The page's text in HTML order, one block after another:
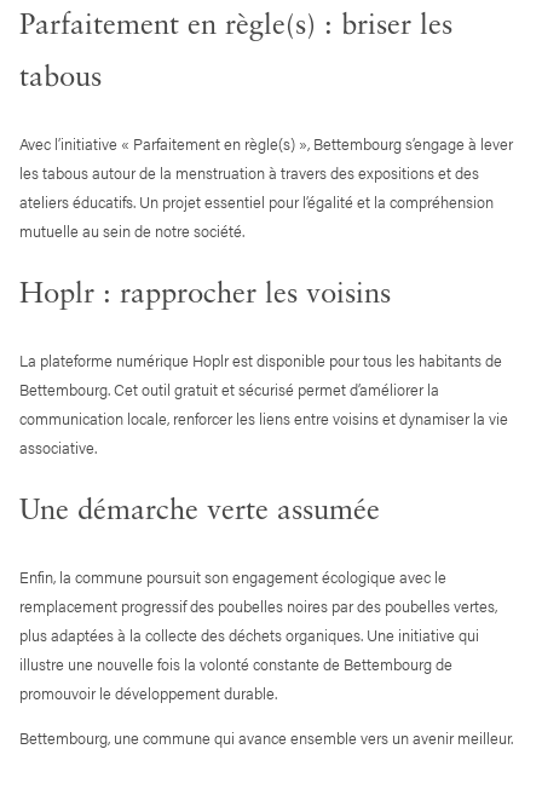
Parfaitement en règle(s) : briser les
tabous
Avec l’initiative « Parfaitement en règle(s) », Bettembourg s’engage à lever
les tabous autour de la menstruation à travers des expositions et des
ateliers éducatifs. Un projet essentiel pour l’égalité et la compréhension
mutuelle au sein de notre société.
Hoplr : rapprocher les voisins
La plateforme numérique Hoplr est disponible pour tous les habitants de
Bettembourg. Cet outil gratuit et sécurisé permet d’améliorer la
communication locale, renforcer les liens entre voisins et dynamiser la vie
associative.
Une démarche verte assumée
Enfin, la commune poursuit son engagement écologique avec le
remplacement progressif des poubelles noires par des poubelles vertes,
plus adaptées à la collecte des déchets organiques. Une initiative qui
illustre une nouvelle fois la volonté constante de Bettembourg de
promouvoir le développement durable.
Bettembourg, une commune qui avance ensemble vers un avenir meilleur.